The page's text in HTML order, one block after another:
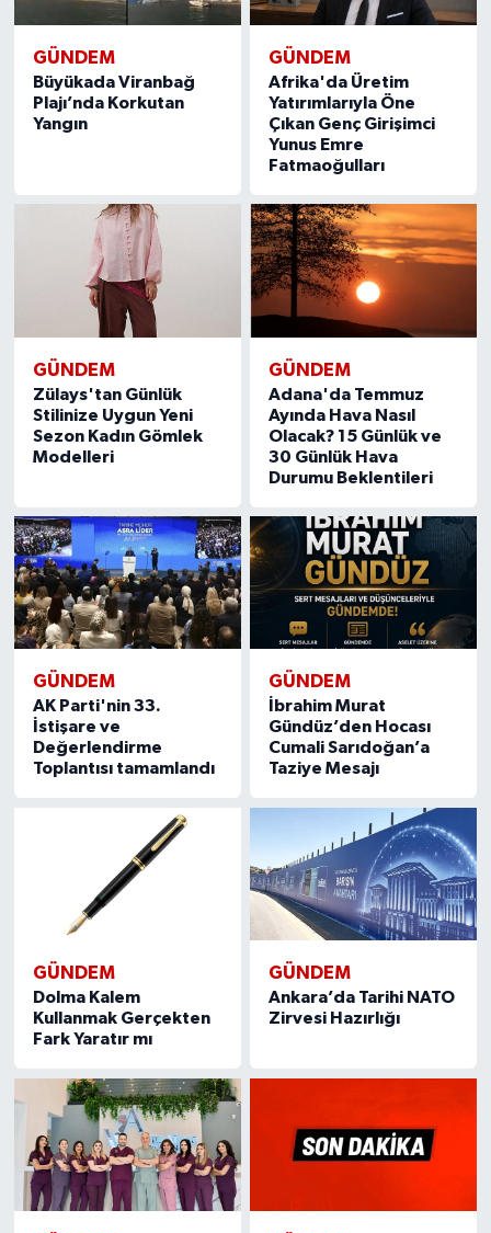
GÜNDEM
Büyükada Viranbağ
Plajı’nda Korkutan
Yangın
GÜNDEM
Afrika'da Üretim
Yatırımlarıyla Öne
Çıkan Genç Girişimci
Yunus Emre
Fatmaoğulları
GÜNDEM
Zülays'tan Günlük
Stilinize Uygun Yeni
Sezon Kadın Gömlek
Modelleri
GÜNDEM
Adana'da Temmuz
Ayında Hava Nasıl
Olacak? 15 Günlük ve
30 Günlük Hava
Durumu Beklentileri
GÜNDEM
AK Parti'nin 33.
İstişare ve
Değerlendirme
Toplantısı tamamlandı
GÜNDEM
İbrahim Murat
Gündüz’den Hocası
Cumali Sarıdoğan’a
Taziye Mesajı
GÜNDEM
Dolma Kalem
Kullanmak Gerçekten
Fark Yaratır mı
GÜNDEM
Ankara’da Tarihi NATO
Zirvesi Hazırlığı